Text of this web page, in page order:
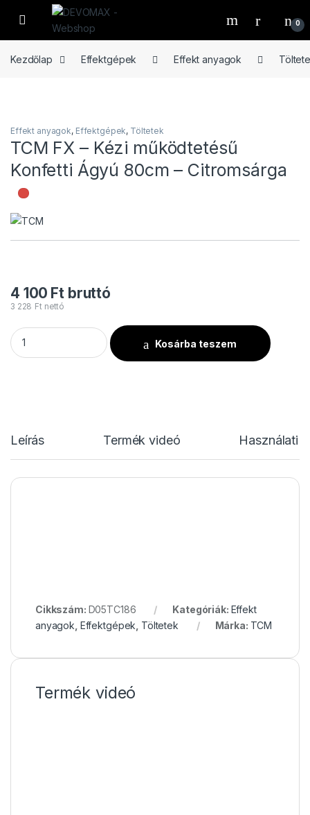
Ugrás a navigációhoz
Ugrás a tartalomhoz
Open 0
Kezdőlap Effektgépek Effekt anyagok
Effekt anyagok, Effektgépek, Töltetek
TCM FX – Kézi működtetésű
Konfetti Ágyú 80cm – Citromsárga
Nincs raktáron
4 100 Ft bruttó
3 228 Ft nettó
TCM FX - Kézi működtetésű Konfetti Ágyú 80cm -
Kosárba teszem
Leírás Termék videó Használati
Cikkszám: D05TC186 Kategóriák: Effekt
anyagok Effektgépek Töltetek Márka: TCM
Termék videó